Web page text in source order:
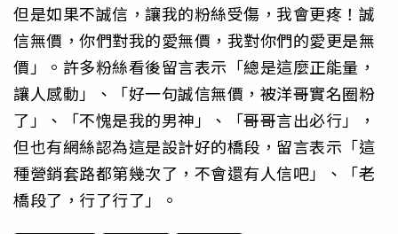
但是如果不誠信，讓我的粉絲受傷，我會更疼！誠
信無價，你們對我的愛無價，我對你們的愛更是無
價」。許多粉絲看後留言表示「總是這麼正能量，
讓人感動」、「好一句誠信無價，被洋哥實名圈粉
了」、「不愧是我的男神」、「哥哥言出必行」，
但也有網絲認為這是設計好的橋段，留言表示「這
種營銷套路都第幾次了，不會還有人信吧」、「老
橋段了，行了行了」。